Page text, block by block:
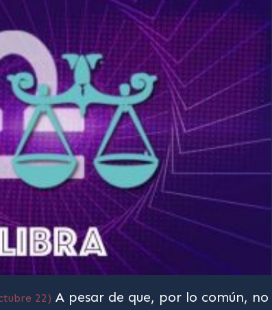
22) A pesar de que, por lo común, no